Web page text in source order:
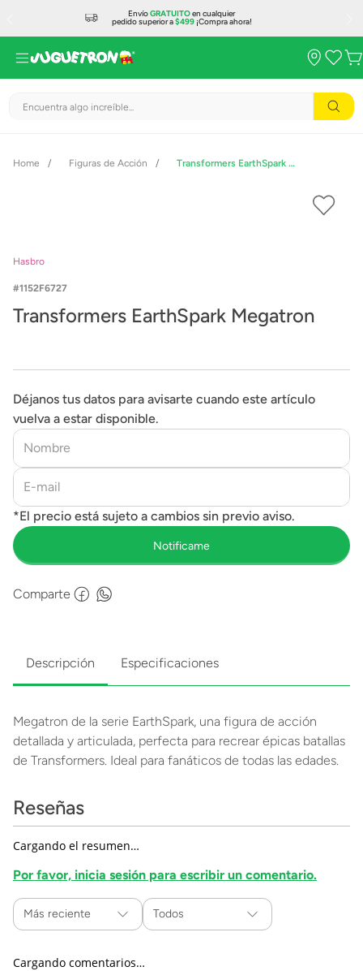
EnvíoGRATUITOen cualquier
pedido superior a$499¡Compra ahora!
Encuentra algo increíble...
Figuras de Acción Transformers EarthSpark Megatron
Hasbro
1152F6727
Transformers EarthSpark Megatron
Déjanos tus datos para avisarte cuando este artículo
vuelva a estar disponible.
Comparte
Descripción Especificaciones
Megatron de la serie EarthSpark, una figura de acción
detallada y articulada, perfecta para recrear épicas batallas
de Transformers. Ideal para fanáticos de todas las edades.
Reseñas
Cargando el resumen…
Por favor, inicia sesión para escribir un comentario.
Más reciente Todos
Cargando comentarios…